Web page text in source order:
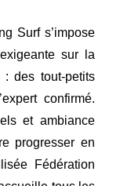
Surf s’impose
sur la
des tout‑petits
confirmé.
et ambiance
progresser en
Fédération